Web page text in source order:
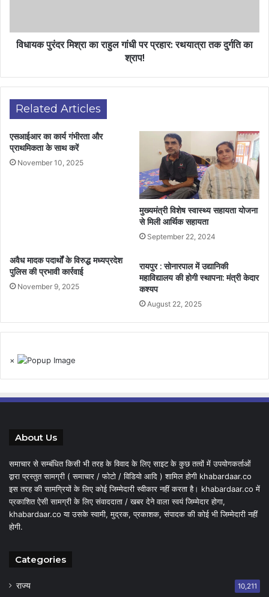
विधायक पुरंदर मिश्रा का राहुल गांधी पर प्रहार: रथयात्रा तक दुर्गति का
श्राप!
Related Articles
एसआईआर का कार्य गंभीरता और
प्राथमिकता के साथ करें
November 10, 2025
मुख्यमंत्री विशेष स्वास्थ्य सहायता योजना
से मिली आर्थिक सहायता
September 22, 2024
अवैध मादक पदार्थों के विरुद्ध मध्यप्रदेश
पुलिस की प्रभावी कार्रवाई
November 9, 2025
रायपुर : सोनारपाल में उद्यानिकी
महाविद्यालय की होगी स्थापना: मंत्री केदार
कश्यप
August 22, 2025
×
About Us
समाचार से सम्बंधित किसी भी तरह के विवाद के लिए साइट के कुछ तत्वों में उपयोगकर्ताओं
द्वारा प्रस्तुत सामग्री ( समाचार / फोटो / विडियो आदि ) शामिल होगी khabardaar.co
इस तरह की सामग्रियों के लिए कोई जिम्मेदारी स्वीकार नहीं करता है। khabardaar.co में
प्रकाशित ऐसी सामग्री के लिए संवाददाता / खबर देने वाला स्वयं जिम्मेदार होगा,
khabardaar.co या उसके स्वामी, मुद्रक, प्रकाशक, संपादक की कोई भी जिम्मेदारी नहीं
होगी.
Categories
राज्य 10,211